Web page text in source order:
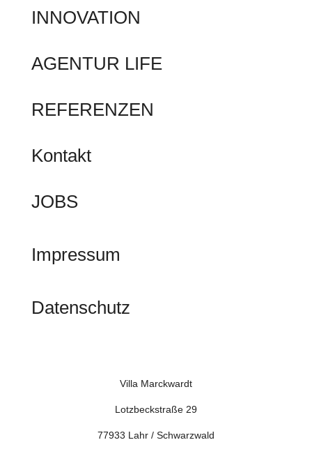
INNOVATION
AGENTUR LIFE
REFERENZEN
Kontakt
JOBS
Impressum
Datenschutz
Villa Marckwardt
Lotzbeckstraße 29
77933 Lahr / Schwarzwald